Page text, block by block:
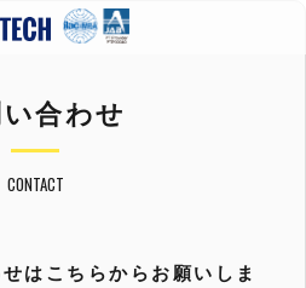
合わせ
CONTACT
はこちらからお願いしま